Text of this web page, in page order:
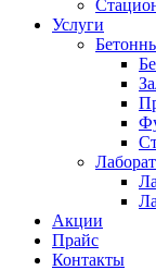
Услуги
Акции
Прайс
Контакты